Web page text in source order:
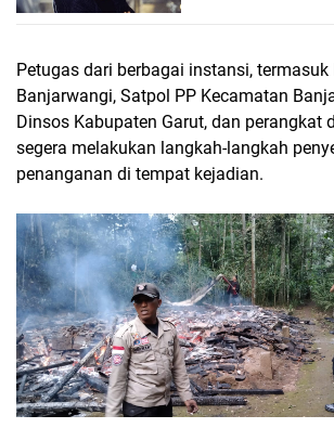
Petugas dari berbagai instansi, termasuk
Banjarwangi, Satpol PP Kecamatan
Dinsos Kabupaten Garut, dan perangkat
segera melakukan langkah-langkah
penanganan di tempat kejadian.